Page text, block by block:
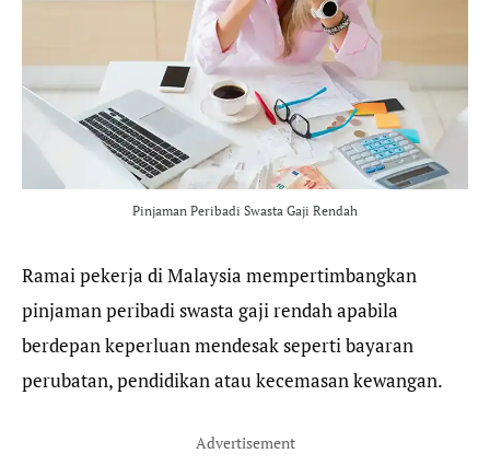
o
o
k
e
m
p
Pinjaman Peribadi Swasta Gaji Rendah
Ramai pekerja di Malaysia mempertimbangkan
pinjaman peribadi swasta gaji rendah apabila
berdepan keperluan mendesak seperti bayaran
perubatan, pendidikan atau kecemasan kewangan.
Advertisement